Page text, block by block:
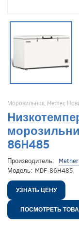
Морозильник, Mether,
86H485
Производитель:
Модель: MDF-86H485
УЗНАТЬ ЦЕНУ
ПОСМОТРЕТЬ